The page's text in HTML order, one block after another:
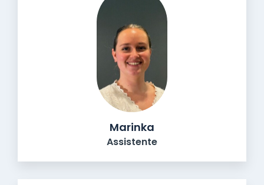
Marinka
Assistente